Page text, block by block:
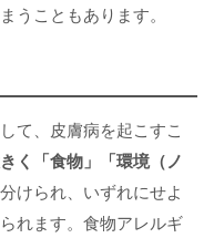
うこともあります。
て、皮膚病を起こすこ
く「食物」「環境（ノ
けられ、いずれにせよ
れます。食物アレルギ